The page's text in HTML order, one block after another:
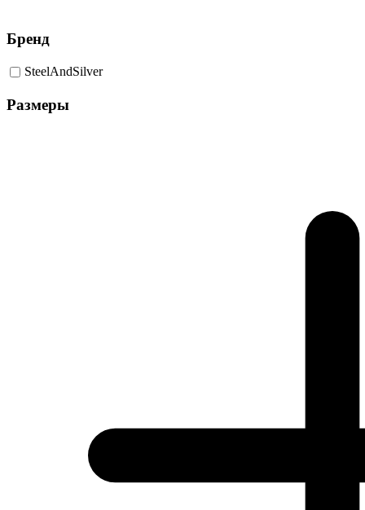
Бренд
SteelAndSilver
Размеры